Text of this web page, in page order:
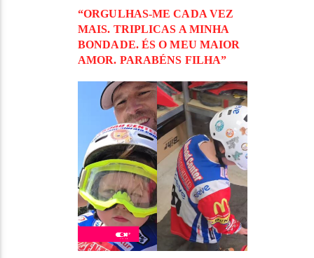
“ORGULHAS-ME CADA VEZ
MAIS. TRIPLICAS A MINHA
BONDADE. ÉS O MEU MAIOR
AMOR. PARABÉNS FILHA”